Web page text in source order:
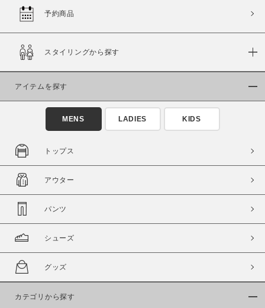
在庫
予約商品
スタイリングから探す
アイテムを探す
MENS LADIES KIDS
トップス
アウター
パンツ
シューズ
グッズ
カテゴリから探す